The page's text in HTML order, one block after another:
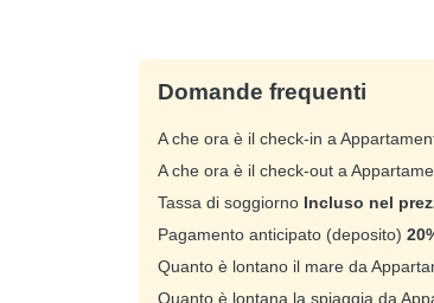
Domande frequenti
A che ora è il check-in a
A che ora è il check-out a
Tassa di soggiorno Incluso nel
Pagamento anticipato (deposito)
Quanto è lontano il mare da
Quanto è lontana la spiaggia da